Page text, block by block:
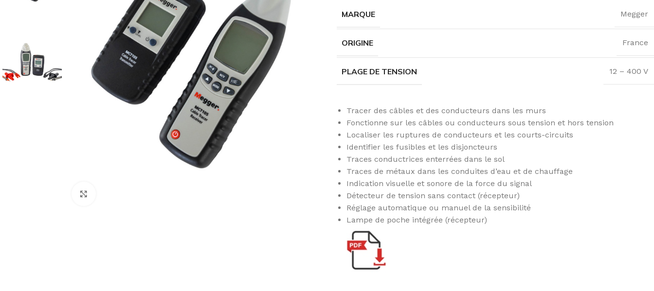
MARQUE Megger
ORIGINE France
PLAGE DE TENSION 12 – 400 V
Tracer des câbles et des conducteurs dans les murs
Fonctionne sur les câbles ou conducteurs sous tension et hors tension
Localiser les ruptures de conducteurs et les courts-circuits
Identifier les fusibles et les disjoncteurs
Traces conductrices enterrées dans le sol
Traces de métaux dans les conduites d’eau et de chauffage
Indication visuelle et sonore de la force du signal
Détecteur de tension sans contact (récepteur)
Réglage automatique ou manuel de la sensibilité
Lampe de poche intégrée (récepteur)